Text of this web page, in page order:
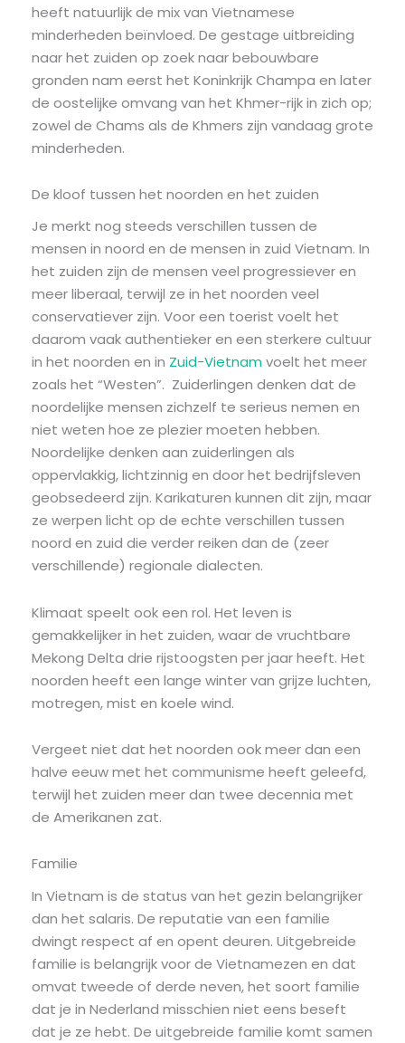
heeft natuurlijk de mix van Vietnamese
minderheden beïnvloed. De gestage uitbreiding
naar het zuiden op zoek naar bebouwbare
gronden nam eerst het Koninkrijk Champa en later
de oostelijke omvang van het Khmer-rijk in zich op;
zowel de Chams als de Khmers zijn vandaag grote
minderheden.
De kloof tussen het noorden en het zuiden
Je merkt nog steeds verschillen tussen de
mensen in noord en de mensen in zuid Vietnam. In
het zuiden zijn de mensen veel progressiever en
meer liberaal, terwijl ze in het noorden veel
conservatiever zijn. Voor een toerist voelt het
daarom vaak authentieker en een sterkere cultuur
in het noorden en in Zuid-Vietnam voelt het meer
zoals het “Westen”. Zuiderlingen denken dat de
noordelijke mensen zichzelf te serieus nemen en
niet weten hoe ze plezier moeten hebben.
Noordelijke denken aan zuiderlingen als
oppervlakkig, lichtzinnig en door het bedrijfsleven
geobsedeerd zijn. Karikaturen kunnen dit zijn, maar
ze werpen licht op de echte verschillen tussen
noord en zuid die verder reiken dan de (zeer
verschillende) regionale dialecten.
Klimaat speelt ook een rol. Het leven is
gemakkelijker in het zuiden, waar de vruchtbare
Mekong Delta drie rijstoogsten per jaar heeft. Het
noorden heeft ​​een lange winter van grijze luchten,
motregen, mist en koele wind.
Vergeet niet dat het noorden ook meer dan een
halve eeuw met het communisme heeft geleefd,
terwijl het zuiden meer dan twee decennia met
de Amerikanen zat.
Familie
In Vietnam is de status van het gezin belangrijker
dan het salaris. De reputatie van een familie
dwingt respect af en opent deuren. Uitgebreide
familie is belangrijk voor de Vietnamezen en dat
omvat tweede of derde neven, het soort familie
dat je in Nederland misschien niet eens beseft
dat je ze hebt. De uitgebreide familie komt samen